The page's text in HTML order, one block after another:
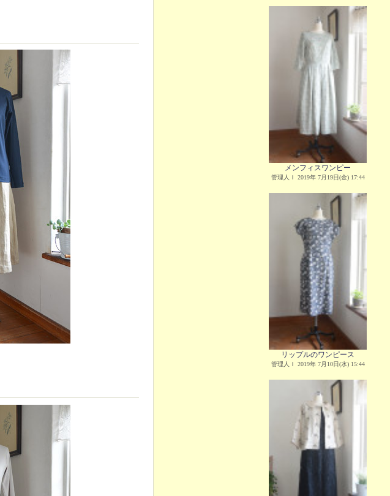
メンフィスワンピー
管理人Ｉ 2019年 7月19日(金) 17:44
リップルのワンピース
管理人Ｉ 2019年 7月10日(水) 15:44